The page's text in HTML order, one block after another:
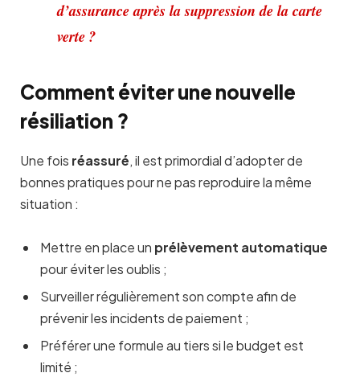
d’assurance après la suppression de la carte
verte ?
Comment éviter une nouvelle
résiliation ?
Une fois réassuré, il est primordial d’adopter de
bonnes pratiques pour ne pas reproduire la même
situation :
Mettre en place un prélèvement automatique
pour éviter les oublis ;
Surveiller régulièrement son compte afin de
prévenir les incidents de paiement ;
Préférer une formule au tiers si le budget est
limité ;